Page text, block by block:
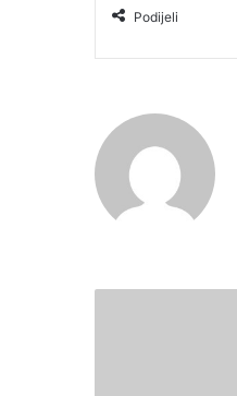
Podijeli